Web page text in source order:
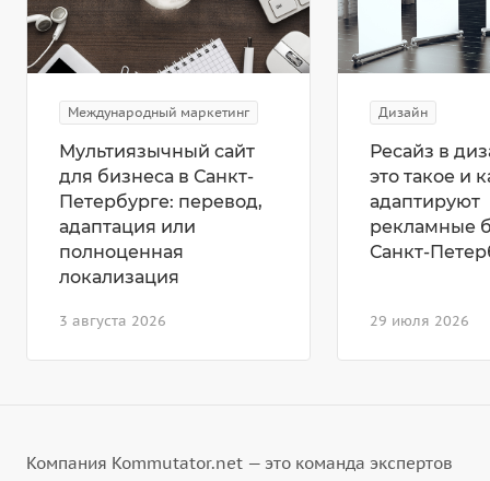
Международный маркетинг
3 августа 2026
Мультиязычный сайт
для бизнеса в Санкт-
Петербурге: перевод,
адаптация или
полноценная
локализация
Дизайн
29 июля 2026
Ресайз в
это такое и
адаптируют
рекламные
Санкт-
Компания Kommutator.net — это команда экспертов